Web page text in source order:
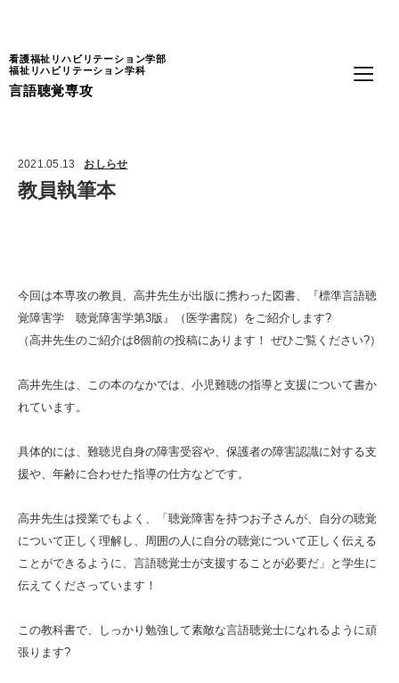
看護福祉リハビリテーション学部
福祉リハビリテーション学科
言語聴覚専攻
2021.05.13 おしらせ
教員執筆本
今回は本専攻の教員、高井先生が出版に携わった図書、
『標準言語聴
覚障害学 聴覚障害学第3版』（医学書院） をご紹介します?
（高井先生のご紹介は8個前の投稿にあります！ ぜひご覧ください?）
高井先生は、この本のなかでは、小児難聴の指導と支援について書か
れています。
具体的には、難聴児自身の障害受容や、保護者の障害認識に対する支
援や、年齢に合わせた指導の仕方などです。
高井先生は授業でもよく、「聴覚障害を持つお子さんが、自分の聴覚
について正しく理解し、周囲の人に自分の聴覚について正しく伝える
ことができるように、言語聴覚士が支援することが必要だ」と学生に
伝えてくださっています！
この教科書で、しっかり勉強して素敵な言語聴覚士になれるように頑
張ります?